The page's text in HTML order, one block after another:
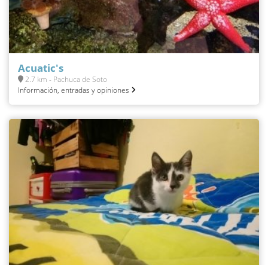
Acuatic's
2.7 km - Pachuca de Soto
Información, entradas y opiniones